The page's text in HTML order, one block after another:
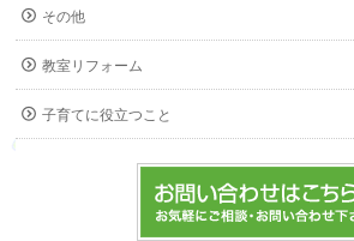
その他
教室リフォーム
子育てに役立つこと